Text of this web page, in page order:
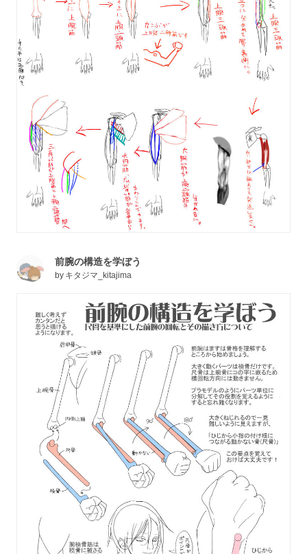
前腕の構造を学ぼう
by キタジマ_kitajima